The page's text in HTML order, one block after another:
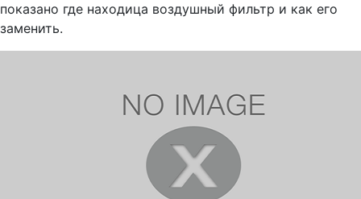
показано где находица воздушный фильтр и как его
заменить.